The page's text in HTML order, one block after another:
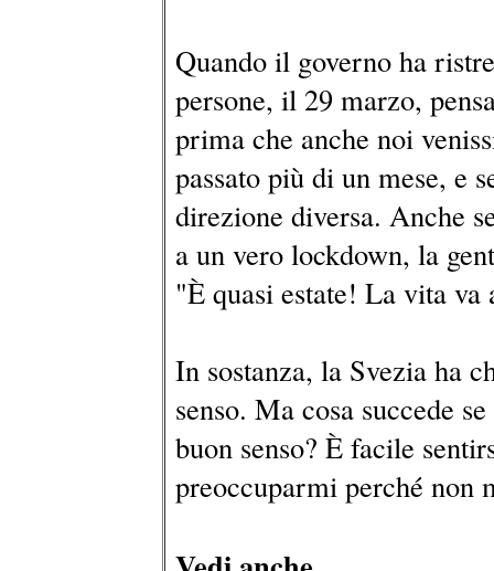
Quando il governo ha
persone, il 29 marzo,
prima che anche noi
passato più di un mese, e
direzione diversa. Anche
a un vero lockdown, la
"È quasi estate! La vita va
In sostanza, la Svezia ha
senso. Ma cosa succede
buon senso? È facile
preoccuparmi perché non